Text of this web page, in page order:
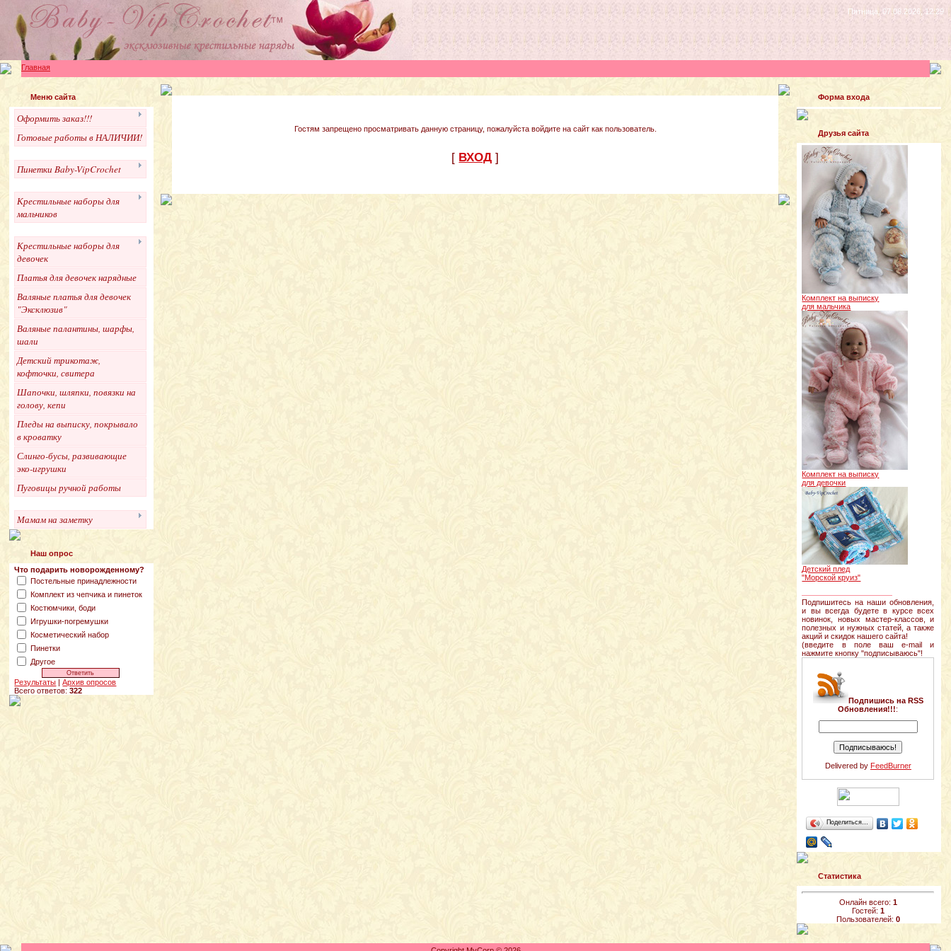
Пятница, 07.08.2026, 12:29
Главная
Меню сайта
Оформить заказ!!!
Готовые работы в НАЛИЧИИ!
Пинетки Baby-VipCrochet
Крестильные наборы для
мальчиков
Крестильные наборы для
девочек
Платья для девочек нарядные
Валяные платья для девочек
"Эксклюзив"
Валяные палантины, шарфы,
шали
Детский трикотаж,
кофточки, свитера
Шапочки, шляпки, повязки на
голову, кепи
Пледы на выписку, покрывало
в кроватку
Слинго-бусы, развивающие
эко-игрушки
Пуговицы ручной работы
Мамам на заметку
Наш опрос
Что подарить новорожденному?
Постельные принадлежности
Комплект из чепчика и пинеток
Костюмчики, боди
Игрушки-погремушки
Косметический набор
Пинетки
Другое
Результаты |Архив опросов
Всего ответов:322
Гостям запрещено просматривать данную страницу, пожалуйста войдите на сайт как пользователь.
[ ВХОД ]
Форма входа
Друзья сайта
Комплект на выписку
для мальчика
Комплект на выписку
для девочки
Детский плед
"Морской круиз"
Подпишитесь на наши обновления,
и вы всегда будете в курсе всех
новинок, новых мастер-классов, и
полезных и нужных статей, а также
акций и скидок нашего сайта!
(введите в поле ваш e-mail и
нажмите кнопку "подписываюсь"!
Подпишись на RSS
Обновления!!!:
Delivered by FeedBurner
Поделиться…
Статистика
Онлайн всего: 1
Гостей: 1
Пользователей: 0